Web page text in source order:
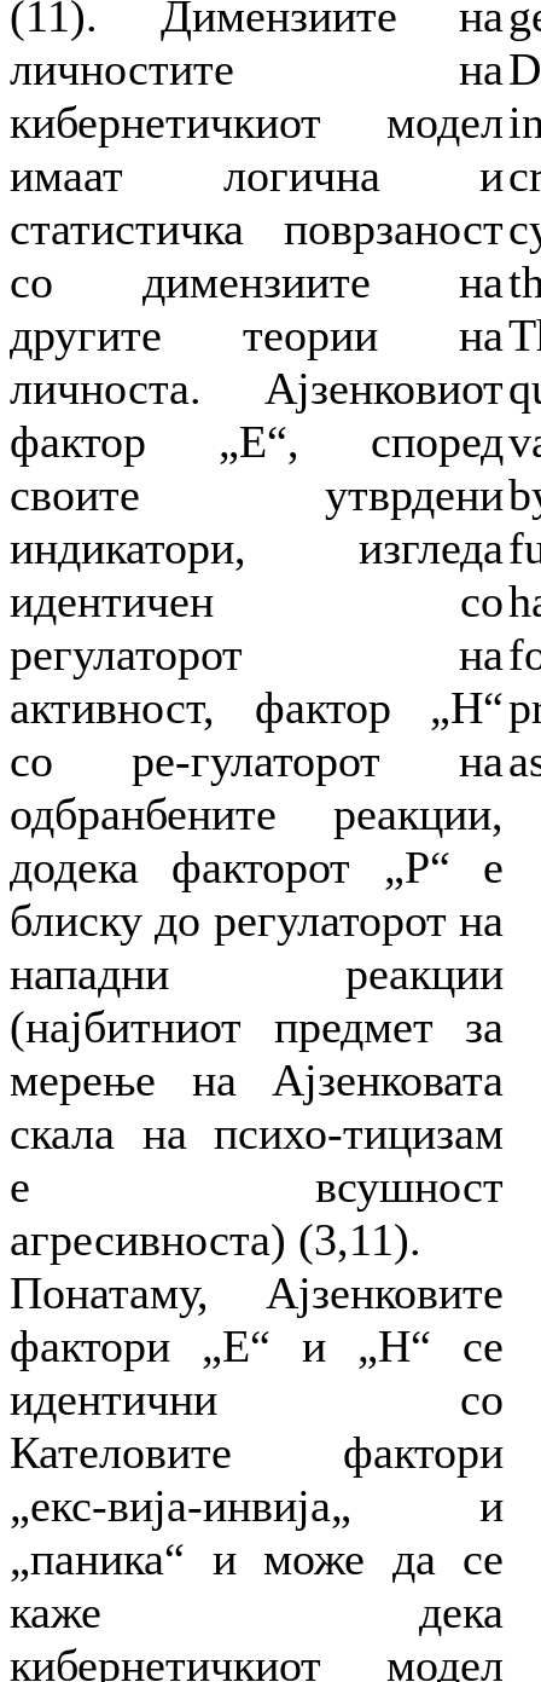
(11). Димензиите на
личностите на
кибернетичкиот модел
имаат логична и
статистичка поврзаност
со димензиите на
другите теории на
личноста. Ајзенковиот
фактор „Е“, според
своите утврдени
индикатори, изгледа
идентичен со
регулаторот на
активност, фактор „Н“
со ре-гулаторот на
одбранбените реакции,
додека факторот „P“ e
блиску до регулаторот на
нападни реакции
(најбитниот предмет за
мерење на Ајзенковата
скала на психо-тицизам
е всушност
агресивноста) (3,11).
Понатаму, Ајзенковите
фактори „E“ и „Н“ се
идентични со
Кателовите фактори
„екс-вија-инвија„ и
„паника“ и може да се
каже дека
кибернетичкиот модел